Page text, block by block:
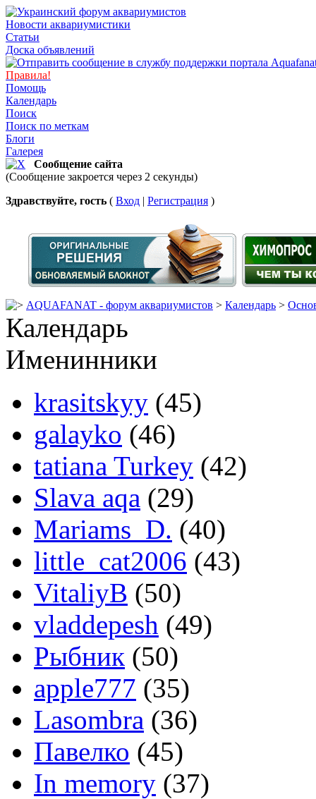
Новости аквариумистики
Статьи
Доска объявлений
Правила!
Помощь
Календарь
Поиск
Поиск по меткам
Блоги
Галерея
Сообщение сайта
(Сообщение закроется через 2 секунды)
Здравствуйте, гость ( Вход | Регистрация )
AQUAFANAT - форум аквариумистов > Календарь >
Календарь
Именинники
krasitskyy (45)
galayko (46)
tatiana Turkey (42)
Slava aqa (29)
Mariams_D. (40)
little_cat2006 (43)
VitaliyB (50)
vladdepesh (49)
Рыбник (50)
apple777 (35)
Lasombra (36)
Павелко (45)
In memory (37)